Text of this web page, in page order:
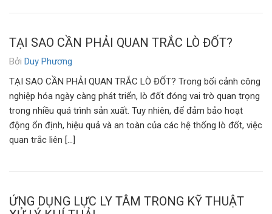
TẠI SAO CẦN PHẢI QUAN TRẮC LÒ ĐỐT?
Bởi Duy Phương
TẠI SAO CẦN PHẢI QUAN TRẮC LÒ ĐỐT? Trong bối cảnh công
nghiệp hóa ngày càng phát triển, lò đốt đóng vai trò quan trọng
trong nhiều quá trình sản xuất. Tuy nhiên, để đảm bảo hoạt
động ổn định, hiệu quả và an toàn của các hệ thống lò đốt, việc
quan trắc liên […]
ỨNG DỤNG LỰC LY TÂM TRONG KỸ THUẬT